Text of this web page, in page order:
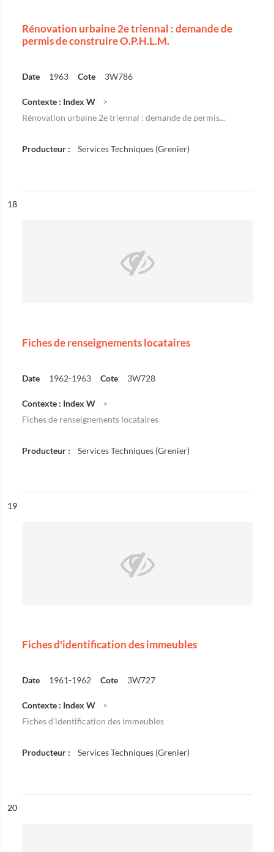
Rénovation urbaine 2e triennal : demande de
permis de construire O.P.H.L.M.
Date 1963 Cote 3W786
Contexte : Index W
Rénovation urbaine 2e triennal : demande de permis...
Producteur : Services Techniques (Grenier)
n°
18
Fiches de renseignements locataires
Date 1962-1963 Cote 3W728
Contexte : Index W
Fiches de renseignements locataires
Producteur : Services Techniques (Grenier)
n°
19
Fiches d'identification des immeubles
Date 1961-1962 Cote 3W727
Contexte : Index W
Fiches d'identification des immeubles
Producteur : Services Techniques (Grenier)
n°
20